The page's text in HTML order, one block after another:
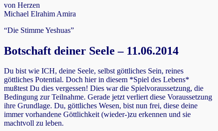
von Herzen
Michael Elrahim Amira
“Die Stimme Yeshuas”
Botschaft deiner Seele – 11.06.2014
Du bist wie ICH, deine Seele, selbst göttliches Sein, reines
göttliches Potential. Doch hier in diesem *Spiel des Lebens*
mußtest Du dies vergessen! Dies war die Spielvoraussetzung, die
Bedingung zur Teilnahme. Gerade jetzt verliert diese Voraussetzung
ihre Grundlage. Du, göttliches Wesen, bist nun frei, diese deine
immer vorhandene Göttlichkeit (wieder-)zu erkennen und sie
machtvoll zu leben.